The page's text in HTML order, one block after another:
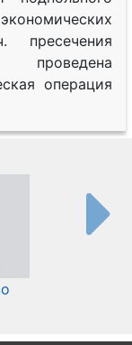
пресечения
проведена
операция